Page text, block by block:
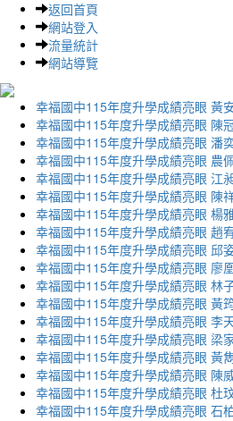
返回首頁
網站登入
流量統計
網站導覽
幸福國中115年度升學成績亮眼 黃
幸福國中115年度升學成績亮眼 陳
幸福國中115年度升學成績亮眼 潘
幸福國中115年度升學成績亮眼 農
幸福國中115年度升學成績亮眼 江
幸福國中115年度升學成績亮眼 陳
幸福國中115年度升學成績亮眼 楊
幸福國中115年度升學成績亮眼 趙
幸福國中115年度升學成績亮眼 邱
幸福國中115年度升學成績亮眼 廖
幸福國中115年度升學成績亮眼 林
幸福國中115年度升學成績亮眼 黃
幸福國中115年度升學成績亮眼 李
幸福國中115年度升學成績亮眼 梁
幸福國中115年度升學成績亮眼 黃
幸福國中115年度升學成績亮眼 陳
幸福國中115年度升學成績亮眼 杜
幸福國中115年度升學成績亮眼 石